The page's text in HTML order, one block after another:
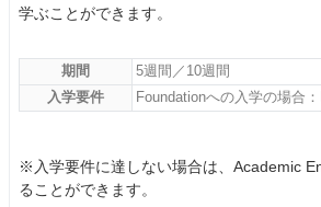
学ぶことができます。
期間
5週間／10週間
入学要件
Foundationへの入学の場合
※入学要件に達しない場合は、Academic
ることができます。